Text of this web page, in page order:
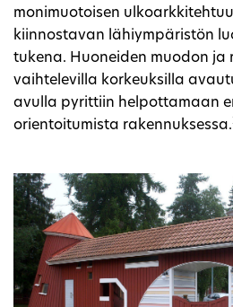
monimuotoisen
kiinnostavan lähiympäristön
tukena. Huoneiden muodon ja
vaihtelevilla korkeuksilla
avulla pyrittiin helpottamaan
orientoitumista rakennuksessa.